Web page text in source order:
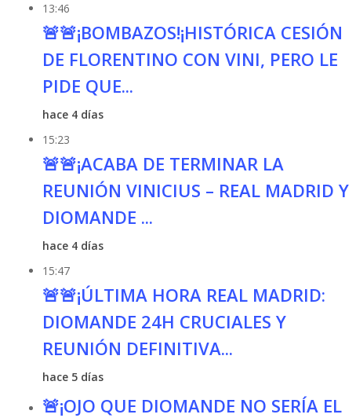
13:46
🚨🚨¡BOMBAZOS!¡HISTÓRICA CESIÓN
DE FLORENTINO CON VINI, PERO LE
PIDE QUE...
hace 4 días
15:23
🚨🚨¡ACABA DE TERMINAR LA
REUNIÓN VINICIUS – REAL MADRID Y
DIOMANDE ...
hace 4 días
15:47
🚨🚨¡ÚLTIMA HORA REAL MADRID:
DIOMANDE 24H CRUCIALES Y
REUNIÓN DEFINITIVA...
hace 5 días
🚨¡OJO QUE DIOMANDE NO SERÍA EL